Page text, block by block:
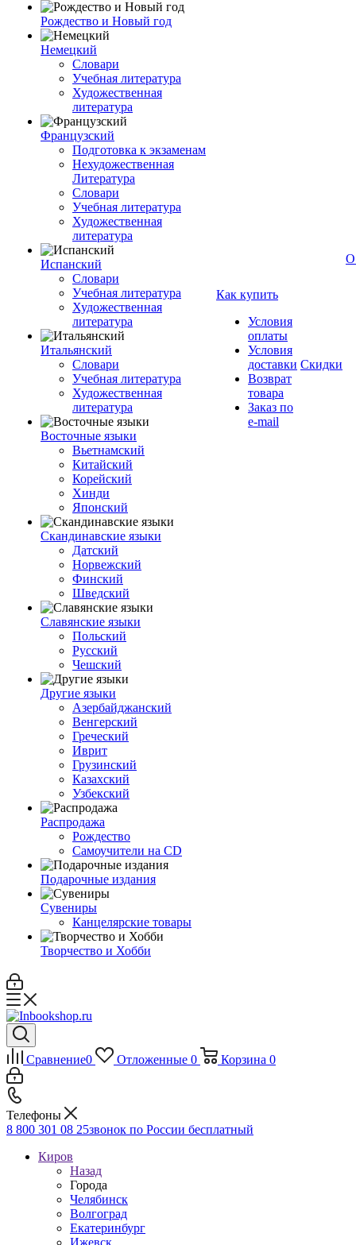
Рождество и Новый год
Немецкий
Словари
Учебная литература
Художественная
литература
Французский
Подготовка к экзаменам
Нехудожественная
Литература
Словари
Учебная литература
Художественная
литература
Испанский
Словари
Учебная литература
Художественная
литература
Итальянский
Словари
Учебная литература
Художественная
литература
Восточные языки
Вьетнамский
Китайский
Корейский
Хинди
Японский
Скандинавские языки
Датский
Норвежский
Финский
Шведский
Славянские языки
Польский
Русский
Чешский
Другие языки
Азербайджанский
Венгерский
Греческий
Иврит
Грузинский
Казахский
Узбекский
Распродажа
Рождество
Самоучители на CD
Подарочные издания
Сувениры
Канцелярские товары
Творчество и Хобби
Как купить
Условия
оплаты
Условия
доставки
Возврат
товара
Заказ по
e-mail
Скидки
О
Сравнение0 Отложенные 0 Корзина 0
Телефоны
8 800 301 08 25звонок по России бесплатный
Киров
Назад
Города
Челябинск
Волгоград
Екатеринбург
Ижевск